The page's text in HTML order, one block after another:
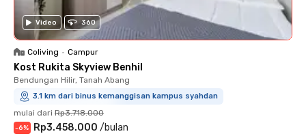
Video 360
Coliving • Campur
Kost Rukita Skyview Benhil
Bendungan Hilir, Tanah Abang
3.1 km dari binus kemanggisan kampus syahdan
mulai dari Rp3.718.000
-6% Rp3.458.000 /bulan